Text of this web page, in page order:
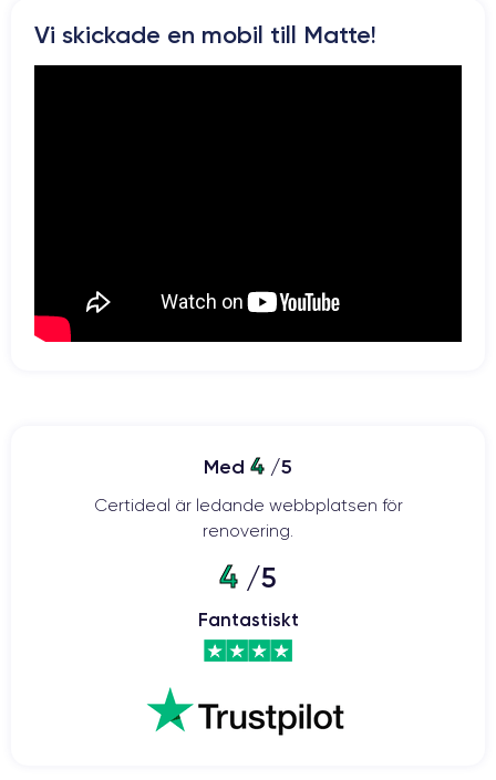
Vi skickade en mobil till Matte!
Med 4 /5
Certideal är ledande webbplatsen för
renovering.
4 /5
Fantastiskt